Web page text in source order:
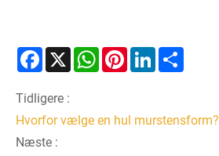
Facebook
X WhatsAppPinterestLinkedIn
Tidligere :
Hvorfor vælge en hul murstensform?
Næste :